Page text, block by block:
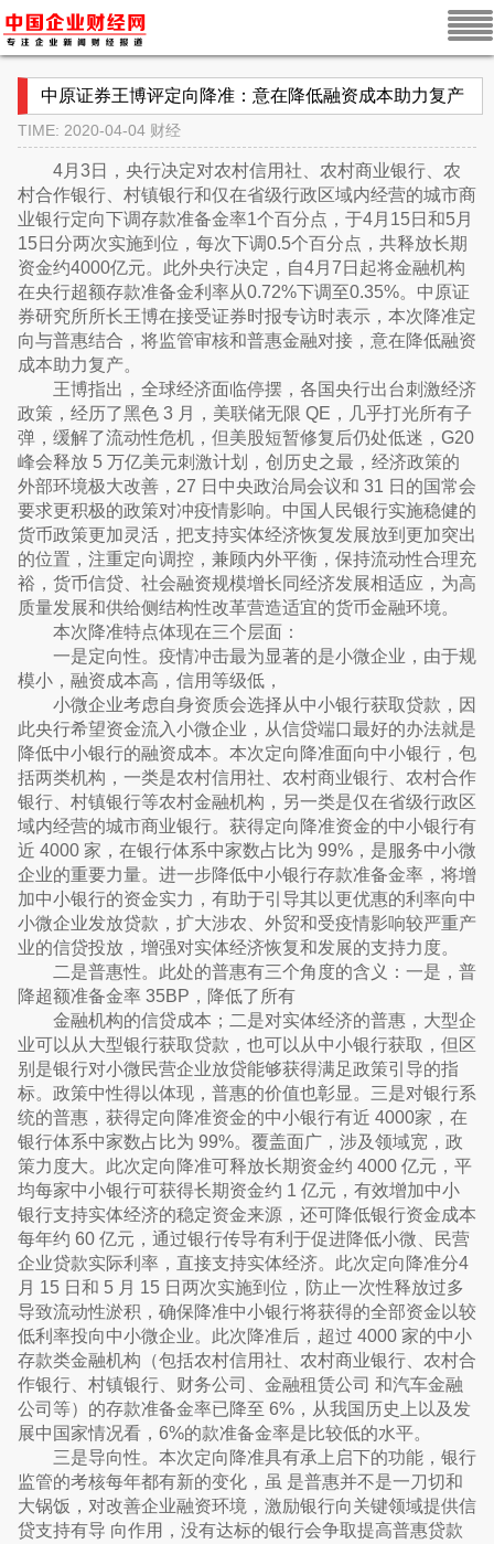
中原证券王博评定向降准：意在降低融资成本助力复产
TIME: 2020-04-04 财经
4月3日，央行决定对农村信用社、农村商业银行、农
村合作银行、村镇银行和仅在省级行政区域内经营的城市商
业银行定向下调存款准备金率1个百分点，于4月15日和5月
15日分两次实施到位，每次下调0.5个百分点，共释放长期
资金约4000亿元。此外央行决定，自4月7日起将金融机构
在央行超额存款准备金利率从0.72%下调至0.35%。中原证
券研究所所长王博在接受证券时报专访时表示，本次降准定
向与普惠结合，将监管审核和普惠金融对接，意在降低融资
成本助力复产。
王博指出，全球经济面临停摆，各国央行出台刺激经济
政策，经历了黑色 3 月，美联储无限 QE，几乎打光所有子
弹，缓解了流动性危机，但美股短暂修复后仍处低迷，G20
峰会释放 5 万亿美元刺激计划，创历史之最，经济政策的
外部环境极大改善，27 日中央政治局会议和 31 日的国常会
要求更积极的政策对冲疫情影响。中国人民银行实施稳健的
货币政策更加灵活，把支持实体经济恢复发展放到更加突出
的位置，注重定向调控，兼顾内外平衡，保持流动性合理充
裕，货币信贷、社会融资规模增长同经济发展相适应，为高
质量发展和供给侧结构性改革营造适宜的货币金融环境。
本次降准特点体现在三个层面：
一是定向性。疫情冲击最为显著的是小微企业，由于规
模小，融资成本高，信用等级低，
小微企业考虑自身资质会选择从中小银行获取贷款，因
此央行希望资金流入小微企业，从信贷端口最好的办法就是
降低中小银行的融资成本。本次定向降准面向中小银行，包
括两类机构，一类是农村信用社、农村商业银行、农村合作
银行、村镇银行等农村金融机构，另一类是仅在省级行政区
域内经营的城市商业银行。获得定向降准资金的中小银行有
近 4000 家，在银行体系中家数占比为 99%，是服务中小微
企业的重要力量。进一步降低中小银行存款准备金率，将增
加中小银行的资金实力，有助于引导其以更优惠的利率向中
小微企业发放贷款，扩大涉农、外贸和受疫情影响较严重产
业的信贷投放，增强对实体经济恢复和发展的支持力度。
二是普惠性。此处的普惠有三个角度的含义：一是，普
降超额准备金率 35BP，降低了所有
金融机构的信贷成本；二是对实体经济的普惠，大型企
业可以从大型银行获取贷款，也可以从中小银行获取，但区
别是银行对小微民营企业放贷能够获得满足政策引导的指
标。政策中性得以体现，普惠的价值也彰显。三是对银行系
统的普惠，获得定向降准资金的中小银行有近 4000家，在
银行体系中家数占比为 99%。覆盖面广，涉及领域宽，政
策力度大。此次定向降准可释放长期资金约 4000 亿元，平
均每家中小银行可获得长期资金约 1 亿元，有效增加中小
银行支持实体经济的稳定资金来源，还可降低银行资金成本
每年约 60 亿元，通过银行传导有利于促进降低小微、民营
企业贷款实际利率，直接支持实体经济。此次定向降准分4
月 15 日和 5 月 15 日两次实施到位，防止一次性释放过多
导致流动性淤积，确保降准中小银行将获得的全部资金以较
低利率投向中小微企业。此次降准后，超过 4000 家的中小
存款类金融机构（包括农村信用社、农村商业银行、农村合
作银行、村镇银行、财务公司、金融租赁公司 和汽车金融
公司等）的存款准备金率已降至 6%，从我国历史上以及发
展中国家情况看，6%的款准备金率是比较低的水平。
三是导向性。本次定向降准具有承上启下的功能，银行
监管的考核每年都有新的变化，虽 是普惠并不是一刀切和
大锅饭，对改善企业融资环境，激励银行向关键领域提供信
贷支持有导 向作用，没有达标的银行会争取提高普惠贷款